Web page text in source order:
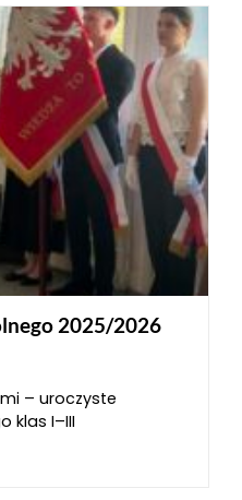
2025/2026
– uroczyste
klas I–III